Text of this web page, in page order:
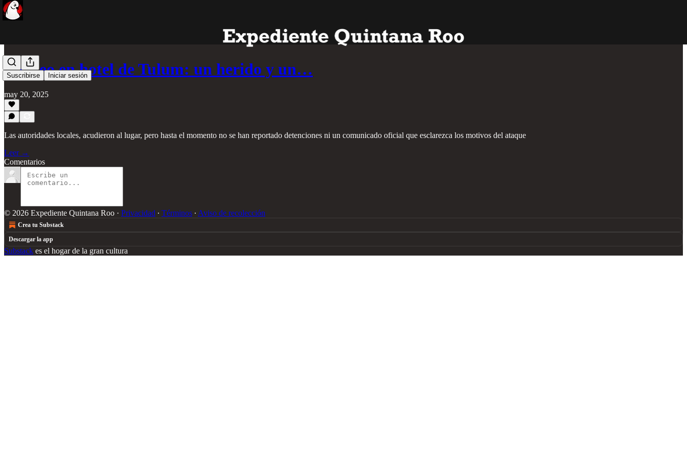
Suscribirse Iniciar sesión
Tiroteo en hotel de Tulum: un herido y un…
may 20, 2025
Las autoridades locales, acudieron al lugar, pero hasta el momento no se han reportado detenciones ni un comunicado oficial que esclarezca los motivos del ataque
Leer →
Comentarios
© 2026 Expediente Quintana Roo · Privacidad ∙ Términos ∙ Aviso de recolección
Crea tu Substack
Descargar la app
Substack es el hogar de la gran cultura